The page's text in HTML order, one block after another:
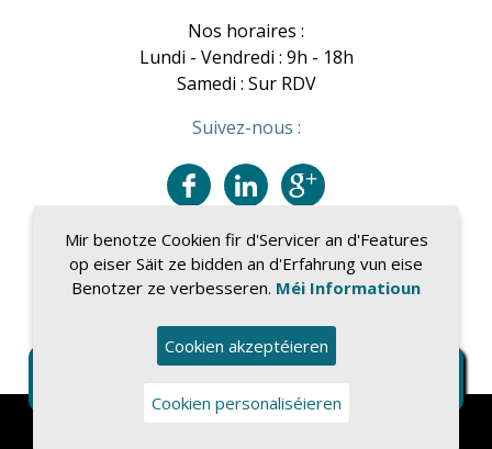
Nos horaires :
Lundi - Vendredi : 9h - 18h
Samedi : Sur RDV
Suivez-nous :
|Privatsphär Politiken|
Mir benotze Cookien fir d'Servicer an d'Features
op eiser Säit ze bidden an d'Erfahrung vun eise
Benotzer ze verbesseren. Méi Informatioun
Cookien akzeptéieren
Cookien personaliséieren